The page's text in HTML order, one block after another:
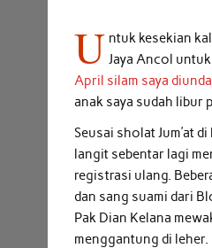
U ntuk kesekian
Jaya Ancol
April silam saya
anak saya sudah libur
Seusai sholat Jum’at
langit sebentar lagi
registrasi ulang.
dan sang suami dari
Pak Dian Kelana
menggantung di